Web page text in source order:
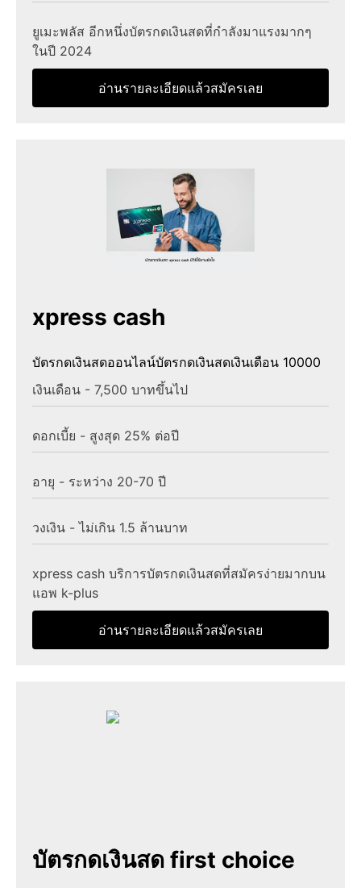
ยูเมะพลัส อีกหนึ่งบัตรกดเงินสดที่กำลังมาแรงมากๆ
ในปี 2024
อ่านรายละเอียดแล้วสมัครเลย
xpress cash
บัตรกดเงินสดออนไลน์บัตรกดเงินสดเงินเดือน 10000
เงินเดือน - 7,500 บาทขึ้นไป
ดอกเบี้ย - สูงสุด 25% ต่อปี
อายุ - ระหว่าง 20-70 ปี
วงเงิน - ไม่เกิน 1.5 ล้านบาท
xpress cash บริการบัตรกดเงินสดที่สมัครง่ายมากบน
แอพ k-plus
อ่านรายละเอียดแล้วสมัครเลย
บัตรกดเงินสด first choice